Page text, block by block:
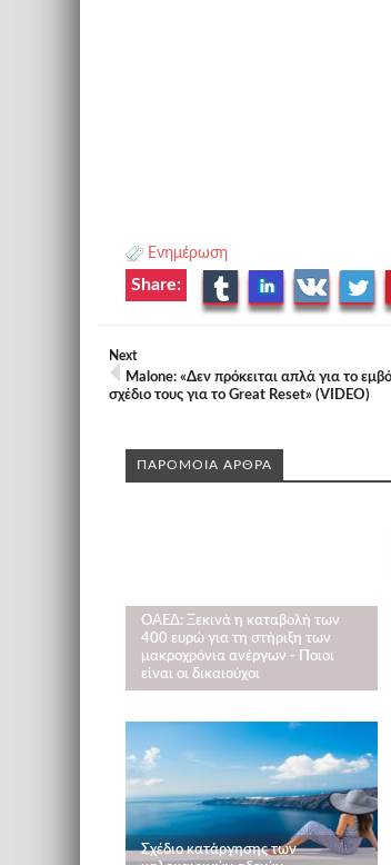
Ενημέρωση
Share:
Next
Malone: «Δεν πρόκειται απλά για το
σχέδιο τους για το Great Reset» (VIDEO)
ΠΑΡΟΜΟΙΑ ΑΡΘΡΑ
ΟΑΕΔ: Ξεκινά η καταβολή των
400 ευρώ για τη στήριξη των
μακροχρόνια ανέργων - Ποιοι
είναι οι δικαιούχοι
Σχέδιο κατάργησης των